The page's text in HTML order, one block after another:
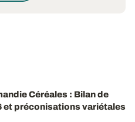
Céréales : Bilan de
et préconisations variétales